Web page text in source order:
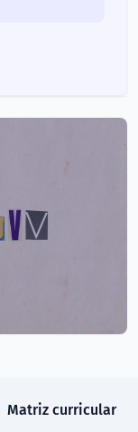
Matriz curricular